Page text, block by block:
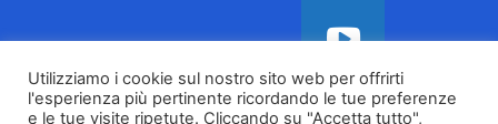
Vita e Salute web è
Utilizziamo i cookie sul nostro sito web per offrirti
l'esperienza più pertinente ricordando le tue preferenze
e le tue visite ripetute. Cliccando su "Accetta tutto",